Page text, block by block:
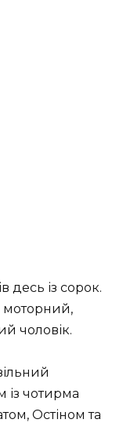
десь із сорок.
моторний,
чоловік.
чотирма
Остіном та